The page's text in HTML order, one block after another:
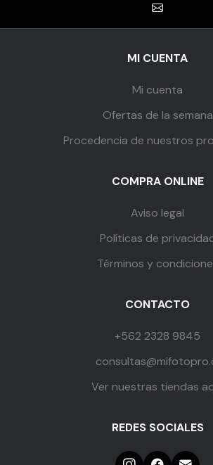
MI CUENTA
Mi cuenta
Ofertas de la semana
Procedencia de nuestros
COMPRA ONLINE
Aviso legal
Políticas de
Términos y
CONTACTO
+562 2328 9845
Ver nuestras tiendas
REDES SOCIALES